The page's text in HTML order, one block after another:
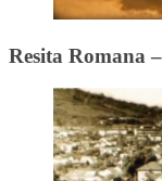
Resita Romana